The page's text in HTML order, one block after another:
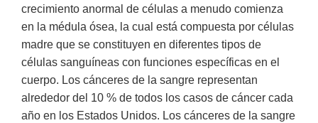
crecimiento anormal de células a menudo comienza
en la médula ósea, la cual está compuesta por células
madre que se constituyen en diferentes tipos de
células sanguíneas con funciones específicas en el
cuerpo. Los cánceres de la sangre representan
alrededor del 10 % de todos los casos de cáncer cada
año en los Estados Unidos. Los cánceres de la sangre